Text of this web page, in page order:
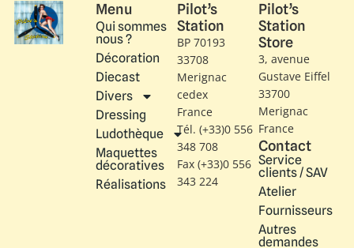
Menu
Qui sommes
nous ?
Décoration
Diecast
Divers
Dressing
Ludothèque
Maquettes
décoratives
Réalisations
Pilot’s
Station
BP 70193
33708
Merignac
cedex
France
Tél. (+33)0 556
348 708
Fax (+33)0 556
343 224
Pilot’s
Station
Store
3, avenue
Gustave Eiffel​
33700
Merignac
France
Contact
Service
clients / SAV
Atelier
Fournisseurs
Autres
demandes